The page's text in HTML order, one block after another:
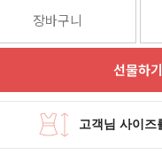
장바구니
선물하기